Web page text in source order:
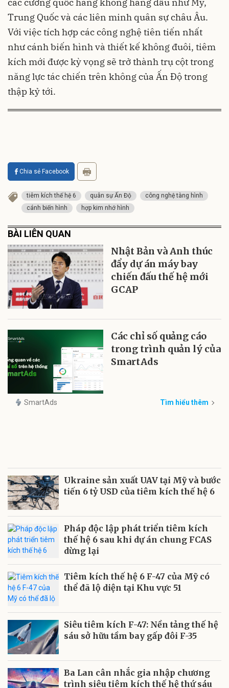
Trung Quốc và các liên minh quân sự châu Âu.
Với việc tích hợp các công nghệ tiên tiến nhất
như cánh biến hình và thiết kế không đuôi, tiêm
kích mới được kỳ vọng sẽ trở thành trụ cột trong
năng lực tác chiến trên không của Ấn Độ trong
thập kỷ tới.
Chia sẻ Facebook
tiêm kích thế hệ 6 quân sự Ấn Độ
công nghệ tàng hình
cánh biến hình
hợp kim nhớ hình
BÀI LIÊN QUAN
Nhật Bản và Anh thúc
đẩy dự án máy bay
chiến đấu thế hệ mới
GCAP
Các chỉ số quảng cáo
trong trình quản lý của
SmartAds
SmartAds Tìm hiểu thêm
Ukraine sản xuất UAV tại Mỹ và bước
tiến 6 tỷ USD của tiêm kích thế hệ 6
Pháp độc lập phát triển tiêm kích
thế hệ 6 sau khi dự án chung FCAS
dừng lại
Tiêm kích thế hệ 6 F-47 của Mỹ có
thể đã lộ diện tại Khu vực 51
Siêu tiêm kích F-47: Nền tảng thế hệ
sáu sở hữu tầm bay gấp đôi F-35
Ba Lan cân nhắc gia nhập chương
trình siêu tiêm kích thế hệ thứ sáu